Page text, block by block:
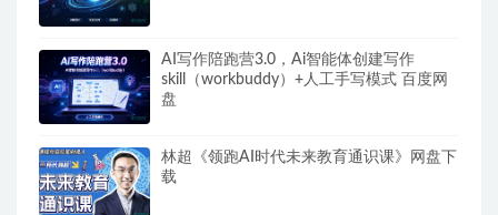
AI写作陪跑营3.0，Ai智能体创建写作
skill（workbuddy）+人工手写模式 百度网
盘
林超《领跑AI时代未来教育通识课》网盘下
载